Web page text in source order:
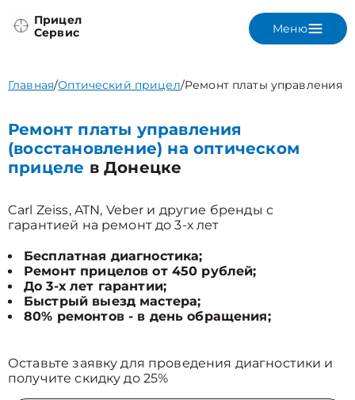
Прицел
Сервис
Меню
Главная/Оптический прицел/Ремонт платы управления
Ремонт платы управления
(восстановление) на оптическом
прицеле в Донецке
Carl Zeiss, ATN, Veber и другие бренды с
гарантией на ремонт до 3-х лет
Бесплатная диагностика;
Ремонт прицелов от 450 рублей;
До 3-х лет гарантии;
Быстрый выезд мастера;
80% ремонтов - в день обращения;
Оставьте заявку для проведения диагностики и
получите скидку до 25%